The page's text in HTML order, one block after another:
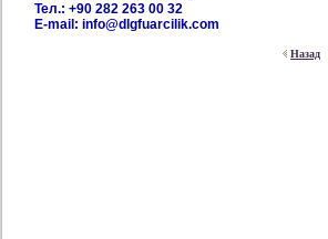
Тел.: +90 282 263 00 32
E-mail: info@dlgfuarcilik.com
Назад